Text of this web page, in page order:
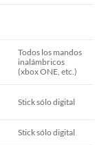
Todos los mandos
inalámbricos
(xbox ONE, etc.)
Stick sólo digital
Stick sólo digital